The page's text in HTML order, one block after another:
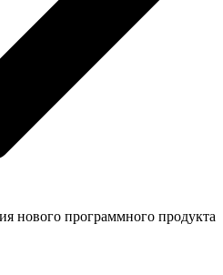
нового программного продукта